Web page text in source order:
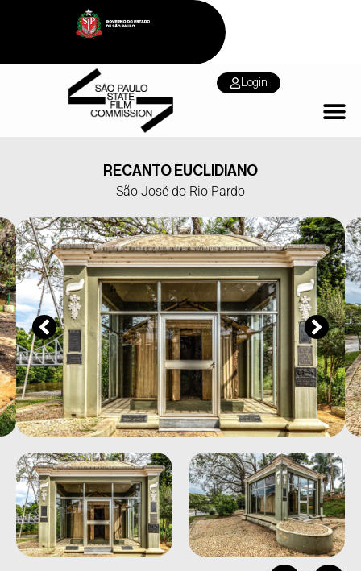
Login
RECANTO EUCLIDIANO
São José do Rio Pardo